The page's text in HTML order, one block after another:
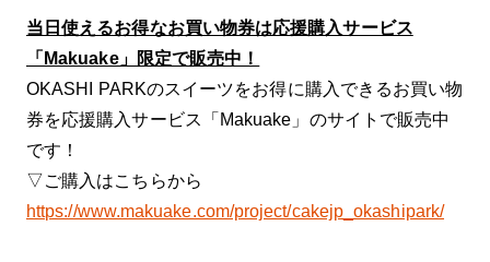
当日使えるお得なお買い物券は応援購入サービス
「Makuake」限定で販売中！
OKASHI PARKのスイーツをお得に購入できるお買い物
券を応援購入サービス「Makuake」のサイトで販売中
です！
▽ご購入はこちらから
https://www.makuake.com/project/cakejp_okashipark/